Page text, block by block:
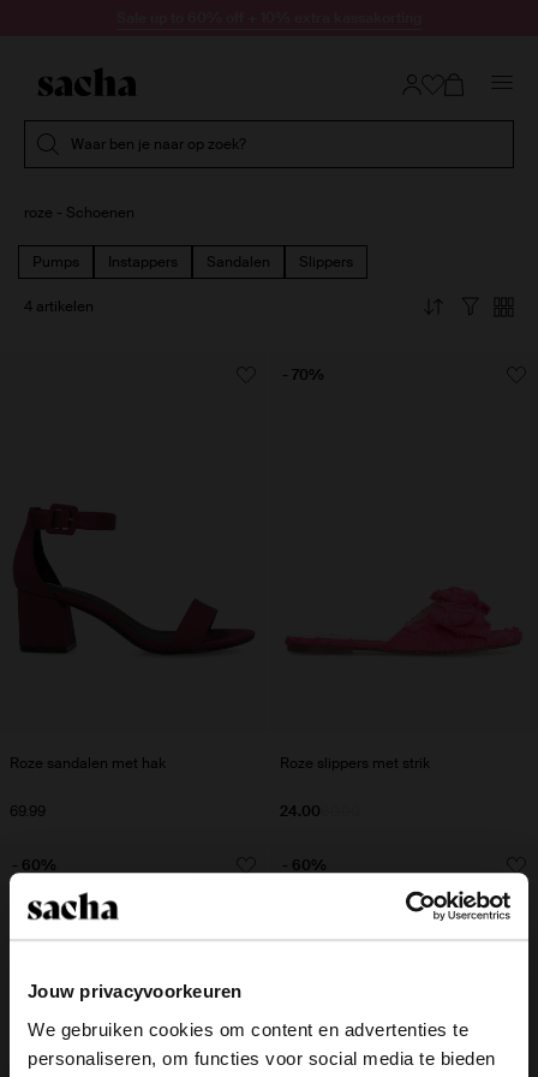
Jouw privacyvoorkeuren
We gebruiken cookies om content en advertenties te
personaliseren, om functies voor social media te bieden
Waar ben je naar op zoek?
roze - Schoenen
Pumps Instappers Sandalen Slippers
4 artikelen
Roze sandalen met hak
69.99
Roze slippers met strik
24.00
- 70%
- 60% - 60%